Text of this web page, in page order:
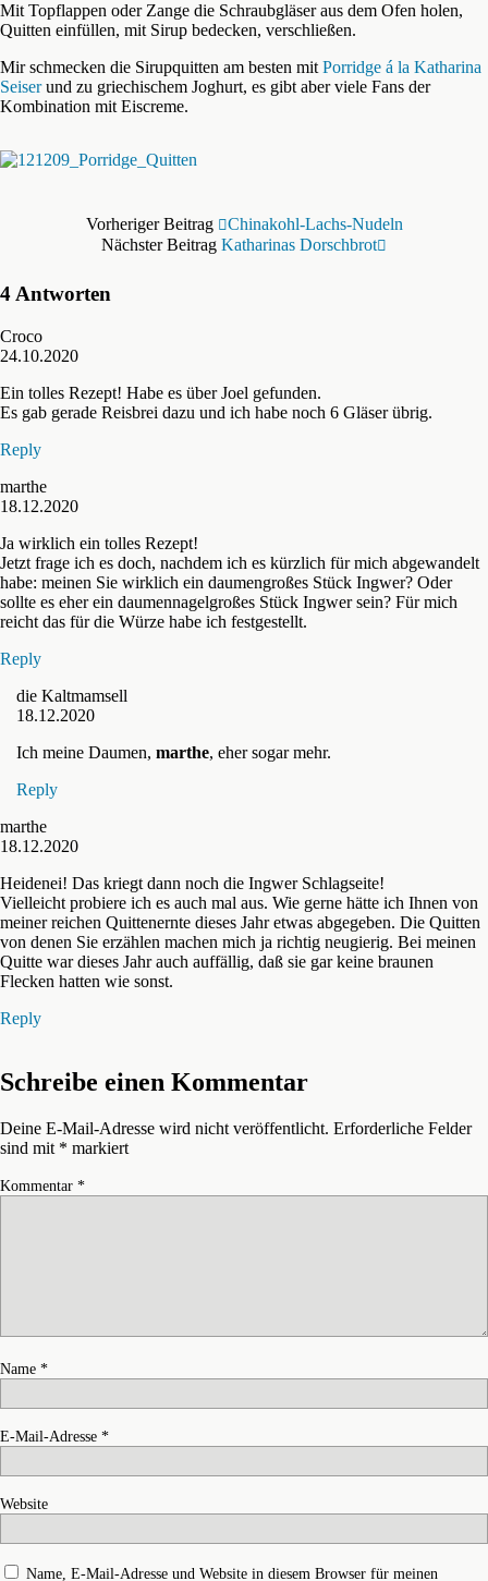
Mit Topflappen oder Zange die Schraubgläser aus dem Ofen holen,
Quitten einfüllen, mit Sirup bedecken, verschließen.
Mir schmecken die Sirupquitten am besten mit Porridge á la Katharina
Seiserund zu griechischem Joghurt, es gibt aber viele Fans der
Kombination mit Eiscreme.
Vorheriger Beitrag
Chinakohl-Lachs-Nudeln
Nächster Beitrag Katharinas Dorschbrot
4 Antworten
Croco
24.10.2020
Ein tolles Rezept! Habe es über Joel gefunden.
Es gab gerade Reisbrei dazu und ich habe noch 6 Gläser übrig.
Reply
marthe
18.12.2020
Ja wirklich ein tolles Rezept!
Jetzt frage ich es doch, nachdem ich es kürzlich für mich abgewandelt
habe: meinen Sie wirklich ein daumengroßes Stück Ingwer? Oder
sollte es eher ein daumennagelgroßes Stück Ingwer sein? Für mich
reicht das für die Würze habe ich festgestellt.
Reply
die Kaltmamsell
18.12.2020
Ich meine Daumen, marthe, eher sogar mehr.
Reply
marthe
18.12.2020
Heidenei! Das kriegt dann noch die Ingwer Schlagseite!
Vielleicht probiere ich es auch mal aus. Wie gerne hätte ich Ihnen von
meiner reichen Quittenernte dieses Jahr etwas abgegeben. Die Quitten
von denen Sie erzählen machen mich ja richtig neugierig. Bei meinen
Quitte war dieses Jahr auch auffällig, daß sie gar keine braunen
Flecken hatten wie sonst.
Reply
Schreibe einen Kommentar
Deine E-Mail-Adresse wird nicht veröffentlicht. Erforderliche Felder
sind mit * markiert
Kommentar *
Name *
E-Mail-Adresse *
Website
Name, E-Mail-Adresse und Website in diesem Browser für meinen